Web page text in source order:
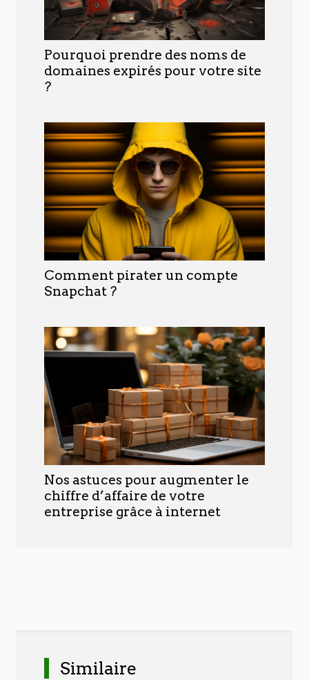
Pourquoi prendre des noms de
domaines expirés pour votre site
?
Comment pirater un compte
Snapchat ?
Nos astuces pour augmenter le
chiffre d’affaire de votre
entreprise grâce à internet
Similaire